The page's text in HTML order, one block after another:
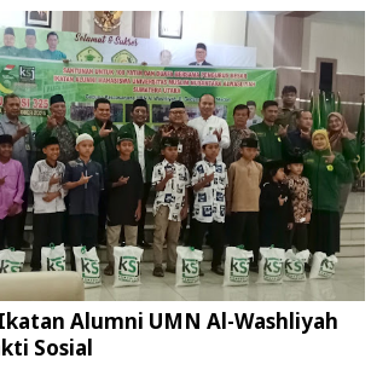
Alumni UMN Al-Washliyah
Sosial